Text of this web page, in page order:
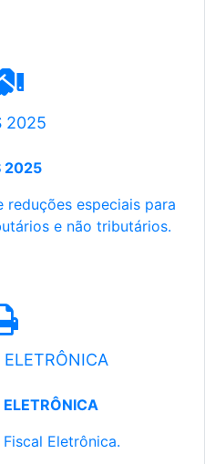
2025
2025
reduções especiais para
e não tributários.
Eletrônica.